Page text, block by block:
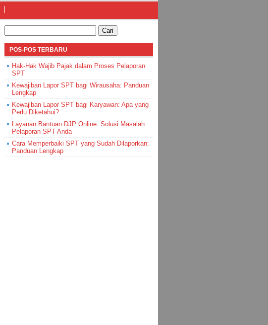
untuk:
POS-POS TERBARU
Hak-Hak Wajib Pajak dalam Proses Pelaporan
SPT
Kewajiban Lapor SPT bagi Wirausaha: Panduan
Lengkap
Kewajiban Lapor SPT bagi Karyawan: Apa yang
Perlu Diketahui?
Layanan Bantuan DJP Online: Solusi Masalah
Pelaporan SPT Anda
Cara Memperbaiki SPT yang Sudah Dilaporkan:
Panduan Lengkap